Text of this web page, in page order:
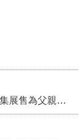
3對3戰鬥陀螺團體賽決戰銅鑼灣 青創市集展售為父親節增添繽紛